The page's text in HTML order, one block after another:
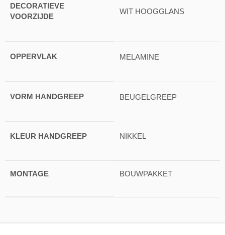
DECORATIEVE
VOORZIJDE
WIT HOOGGLANS
OPPERVLAK MELAMINE
VORM HANDGREEP BEUGELGREEP
KLEUR HANDGREEP NIKKEL
MONTAGE BOUWPAKKET